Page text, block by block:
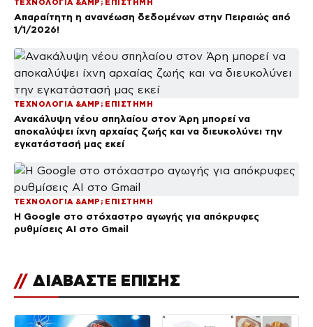
ΤΕΧΝΟΛΟΓΙΑ &AMP; ΕΠΙΣΤΗΜΗ
Απαραίτητη η ανανέωση δεδομένων στην Πειραιώς από
1/1/2026!
ΤΕΧΝΟΛΟΓΙΑ &AMP; ΕΠΙΣΤΗΜΗ
Ανακάλυψη νέου σπηλαίου στον Άρη μπορεί να
αποκαλύψει ίχνη αρχαίας ζωής και να διευκολύνει την
εγκατάστασή μας εκεί
ΤΕΧΝΟΛΟΓΙΑ &AMP; ΕΠΙΣΤΗΜΗ
Η Google στο στόχαστρο αγωγής για απόκρυφες
ρυθμίσεις AI στο Gmail
// ΔΙΑΒΑΣΤΕ ΕΠΙΣΗΣ